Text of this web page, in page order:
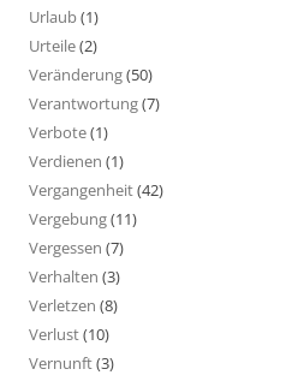
Urlaub(1)
Urteile(2)
Veränderung(50)
Verantwortung(7)
Verbote(1)
Verdienen (1)
Vergangenheit(42)
Vergebung(11)
Vergessen (7)
Verhalten (3)
Verletzen (8)
Verlust(10)
Vernunft(3)